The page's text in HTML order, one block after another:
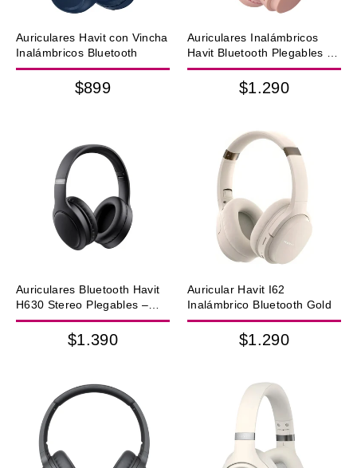
Auriculares Havit con Vincha
Inalámbricos Bluetooth
$899
Auriculares Inalámbricos
Havit Bluetooth Plegables –
Rosa
$1.290
Auriculares Bluetooth Havit
H630 Stereo Plegables –
Negro
$1.390
Auricular Havit I62
Inalámbrico Bluetooth Gold
$1.290